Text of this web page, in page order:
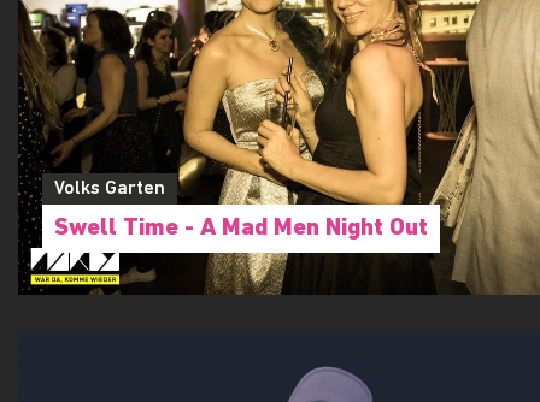
Volks Garten
Swell Time - A Mad Men Night Out